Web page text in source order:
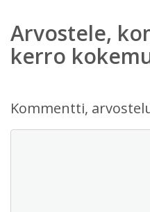
Arvostele,
kerro
Kommentti,